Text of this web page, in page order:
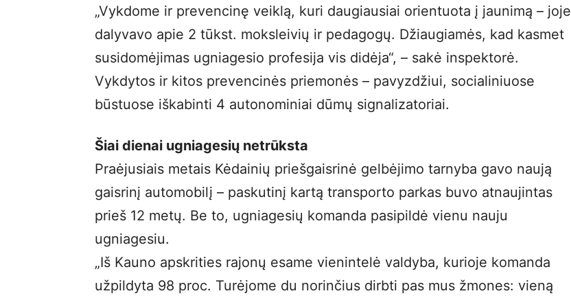
„Vykdome ir prevencinę veiklą, kuri daugiausiai orientuota į jaunimą – joje
dalyvavo apie 2 tūkst. moksleivių ir pedagogų. Džiaugiamės, kad kasmet
susidomėjimas ugniagesio profesija vis didėja“, – sakė inspektorė.
Vykdytos ir kitos prevencinės priemonės – pavyzdžiui, socialiniuose
būstuose iškabinti 4 autonominiai dūmų signalizatoriai.
Šiai dienai ugniagesių netrūksta
Praėjusiais metais Kėdainių priešgaisrinė gelbėjimo tarnyba gavo naują
gaisrinį automobilį – paskutinį kartą transporto parkas buvo atnaujintas
prieš 12 metų. Be to, ugniagesių komanda pasipildė vienu nauju
ugniagesiu.
„Iš Kauno apskrities rajonų esame vienintelė valdyba, kurioje komanda
užpildyta 98 proc. Turėjome du norinčius dirbti pas mus žmones: vieną